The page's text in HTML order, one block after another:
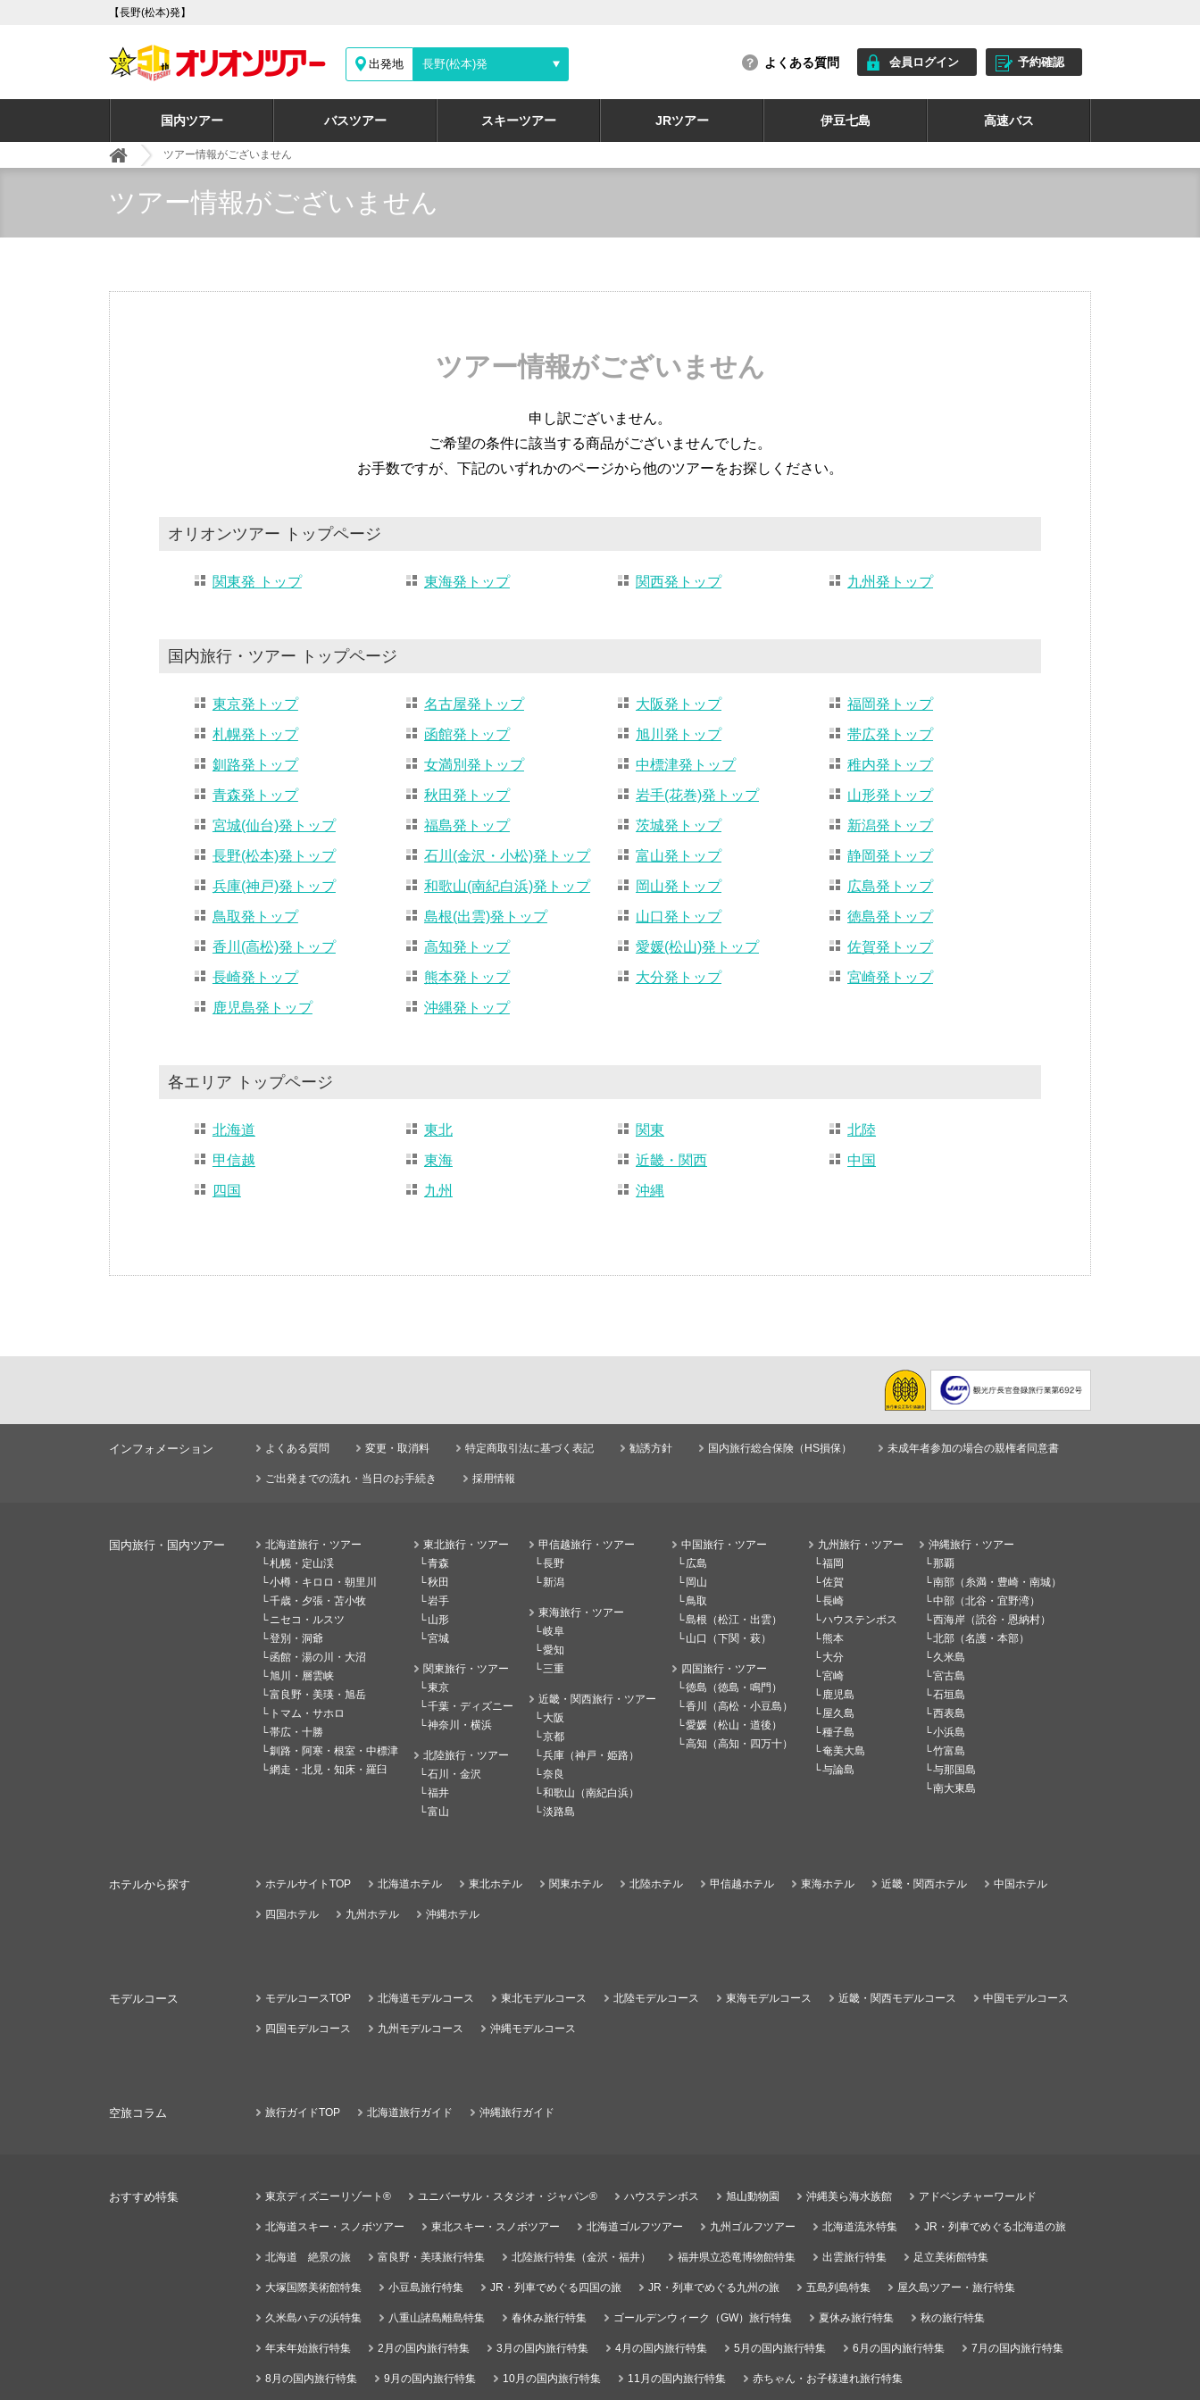
【長野(松本)発】
出発地 長野(松本)発 よくある質問 会員ログイン 予約確認
国内ツアー バスツアー スキーツアー JRツアー 伊豆七島 高速バス
ツアー情報がございません
ツアー情報がございません
ツアー情報がございません
申し訳ございません。
ご希望の条件に該当する商品がございませんでした。
お手数ですが、下記のいずれかのページから他のツアーをお探しください。
オリオンツアー トップページ
関東発 トップ 東海発トップ 関西発トップ 九州発トップ
国内旅行・ツアー トップページ
東京発トップ 名古屋発トップ 大阪発トップ
福岡発トップ
札幌発トップ
函館発トップ 旭川発トップ
帯広発トップ
釧路発トップ
女満別発トップ 中標津発トップ
稚内発トップ
青森発トップ
秋田発トップ 岩手(花巻)発トップ
山形発トップ
宮城(仙台)発トップ
福島発トップ 茨城発トップ
新潟発トップ
長野(松本)発トップ
石川(金沢・小松)発トップ 富山発トップ
静岡発トップ
兵庫(神戸)発トップ
和歌山(南紀白浜)発トップ 岡山発トップ
広島発トップ
鳥取発トップ
島根(出雲)発トップ 山口発トップ
徳島発トップ
香川(高松)発トップ
高知発トップ 愛媛(松山)発トップ
佐賀発トップ
長崎発トップ
熊本発トップ 大分発トップ
宮崎発トップ
鹿児島発トップ
沖縄発トップ
各エリア トップページ
北海道 東北 関東
北陸
甲信越
東海 近畿・関西
中国
四国
九州 沖縄
インフォメーション よくある質問 変更・取消料 特定商取引法に基づく表記 勧誘方針 国内旅行総合保険（HS損保） 未成年者参加の場合の親権者同意書
ご出発までの流れ・当日のお手続き 採用情報
国内旅行・国内ツアー
北海道旅行・ツアー
札幌・定山渓
小樽・キロロ・朝里川
千歳・夕張・苫小牧
ニセコ・ルスツ
登別・洞爺
函館・湯の川・大沼
旭川・層雲峡
富良野・美瑛・旭岳
トマム・サホロ
帯広・十勝
釧路・阿寒・根室・中標津
網走・北見・知床・羅臼
東北旅行・ツアー
青森
秋田
岩手
山形
宮城
関東旅行・ツアー
東京
千葉・ディズニー
神奈川・横浜
北陸旅行・ツアー
石川・金沢
福井
富山
甲信越旅行・ツアー
長野
新潟
東海旅行・ツアー
岐阜
愛知
三重
近畿・関西旅行・ツアー
大阪
京都
兵庫（神戸・姫路）
奈良
和歌山（南紀白浜）
淡路島
中国旅行・ツアー
広島
岡山
鳥取
島根（松江・出雲）
山口（下関・萩）
四国旅行・ツアー
徳島（徳島・鳴門）
香川（高松・小豆島）
愛媛（松山・道後）
高知（高知・四万十）
九州旅行・ツアー
福岡
佐賀
長崎
ハウステンボス
熊本
大分
宮崎
鹿児島
屋久島
種子島
奄美大島
与論島
沖縄旅行・ツアー
那覇
南部（糸満・豊崎・南城）
中部（北谷・宜野湾）
西海岸（読谷・恩納村）
北部（名護・本部）
久米島
宮古島
石垣島
西表島
小浜島
竹富島
与那国島
南大東島
ホテルから探す ホテルサイトTOP 北海道ホテル 東北ホテル 関東ホテル 北陸ホテル 甲信越ホテル 東海ホテル 近畿・関西ホテル 中国ホテル
四国ホテル 九州ホテル 沖縄ホテル
モデルコース モデルコースTOP 北海道モデルコース 東北モデルコース 北陸モデルコース 東海モデルコース 近畿・関西モデルコース 中国モデルコース
四国モデルコース 九州モデルコース 沖縄モデルコース
空旅コラム 旅行ガイドTOP 北海道旅行ガイド 沖縄旅行ガイド
おすすめ特集 東京ディズニーリゾート® ユニバーサル・スタジオ・ジャパン® ハウステンボス 旭山動物園 沖縄美ら海水族館 アドベンチャーワールド
北海道スキー・スノボツアー 東北スキー・スノボツアー 北海道ゴルフツアー 九州ゴルフツアー 北海道流氷特集 JR・列車でめぐる北海道の旅
北海道 絶景の旅 富良野・美瑛旅行特集 北陸旅行特集（金沢・福井） 福井県立恐竜博物館特集 出雲旅行特集 足立美術館特集
大塚国際美術館特集 小豆島旅行特集 JR・列車でめぐる四国の旅 JR・列車でめぐる九州の旅 五島列島特集 屋久島ツアー・旅行特集
久米島ハテの浜特集 八重山諸島離島特集 春休み旅行特集 ゴールデンウィーク（GW）旅行特集 夏休み旅行特集 秋の旅行特集
年末年始旅行特集 2月の国内旅行特集 3月の国内旅行特集 4月の国内旅行特集 5月の国内旅行特集 6月の国内旅行特集 7月の国内旅行特集
8月の国内旅行特集 9月の国内旅行特集 10月の国内旅行特集 11月の国内旅行特集 赤ちゃん・お子様連れ旅行特集